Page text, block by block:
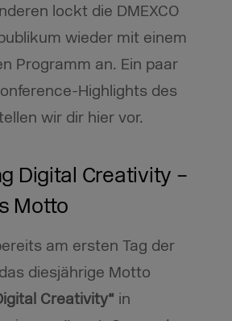
lockt die DMEXCO
wieder mit einem
Programm an. Ein paar
Highlights des
wir dir hier vor.
Digital Creativity –
Motto
am ersten Tag der
diesjährige Motto
Creativity“ in